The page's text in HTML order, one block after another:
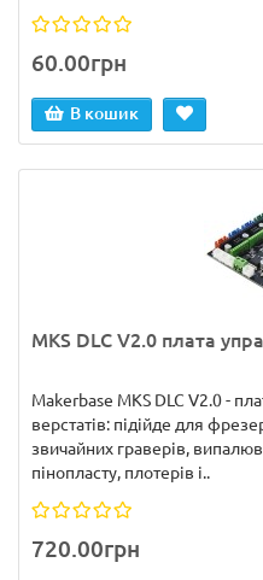
60.00грн
В кошик
MKS DLC V2.0 плата
Makerbase MKS DLC V2.0 -
верстатів: підійде для
звичайних граверів,
пінопласту, плотерів і..
720.00грн